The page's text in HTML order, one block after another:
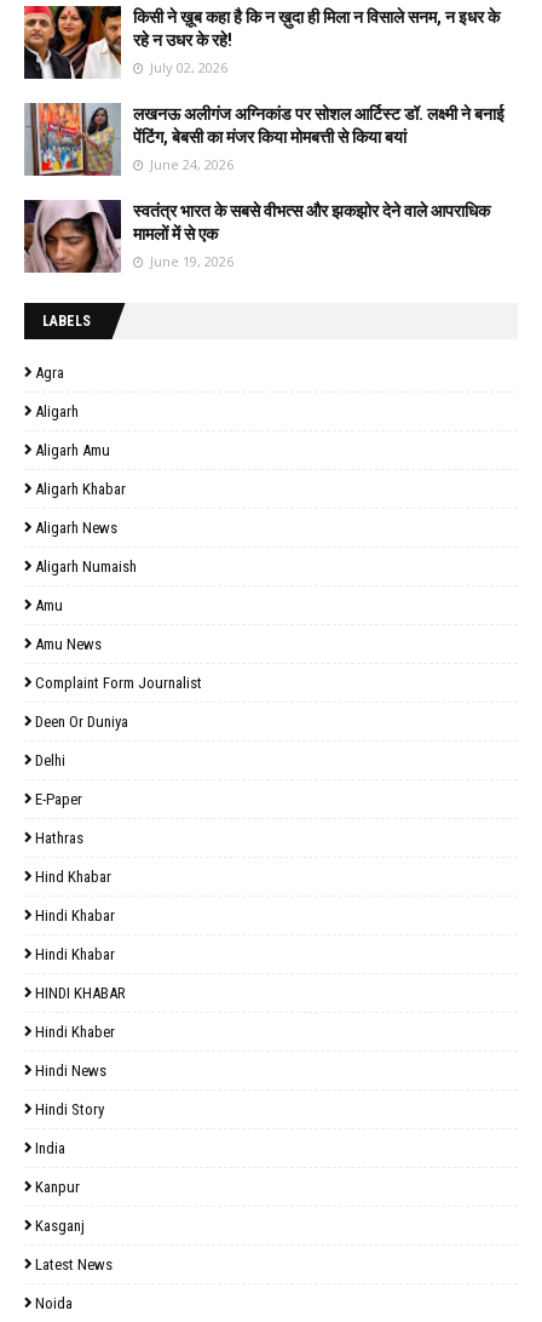
किसी ने ख़ूब कहा है कि न ख़ुदा ही मिला न विसाले सनम, न इधर के
रहे न उधर के रहे!
July 02, 2026
लखनऊ अलीगंज अग्निकांड पर सोशल आर्टिस्ट डॉ. लक्ष्मी ने बनाई
पेंटिंग, बेबसी का मंजर किया मोमबत्ती से किया बयां
June 24, 2026
स्वतंत्र भारत के सबसे वीभत्स और झकझोर देने वाले आपराधिक
मामलों में से एक
June 19, 2026
LABELS
Agra
Aligarh
Aligarh Amu
Aligarh Khabar
Aligarh News
Aligarh Numaish
Amu
Amu News
Complaint Form Journalist
Deen Or Duniya
Delhi
E-Paper
Hathras
Hind Khabar
Hindi Khabar
Hindi Khabar
HINDI KHABAR
Hindi Khaber
Hindi News
Hindi Story
India
Kanpur
Kasganj
Latest News
Noida